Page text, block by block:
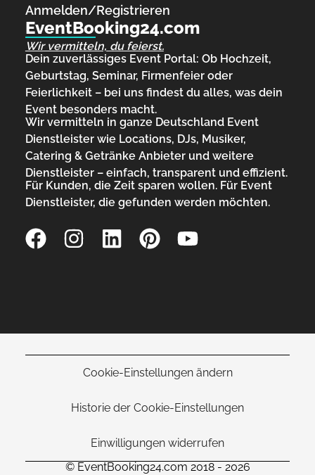
Anmelden/Registrieren
EventBooking24.com
Wir vermitteln, du feierst.
Dein zuverlässiges Event Portal: Ob Hochzeit,
Geburtstag, Seminar, Firmenfeier oder
Feierlichkeit – bei uns findest du alles, was dein
Event besonders macht.
Wir vermitteln in ganze Deutschland Event
Dienstleister wie Locations, DJs, Musiker,
Catering & Getränke Anbieter und weitere
Dienstleister – einfach, transparent und effizient.
Für Kunden, die Zeit sparen wollen. Für Event
Dienstleister, die gefunden werden möchten.
Cookie-Einstellungen ändern
Historie der Cookie-Einstellungen
Einwilligungen widerrufen
© EventBooking24.com 2018 - 2026